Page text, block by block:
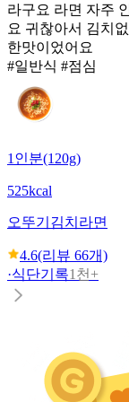
라구요 라면 자주
요 귀찮아서 김치
한맛이었어요
#일반식 #점심
1인분(120g)
525kcal
오뚜기 김치라면
4.6(리뷰 66개)
·식단기록1천+